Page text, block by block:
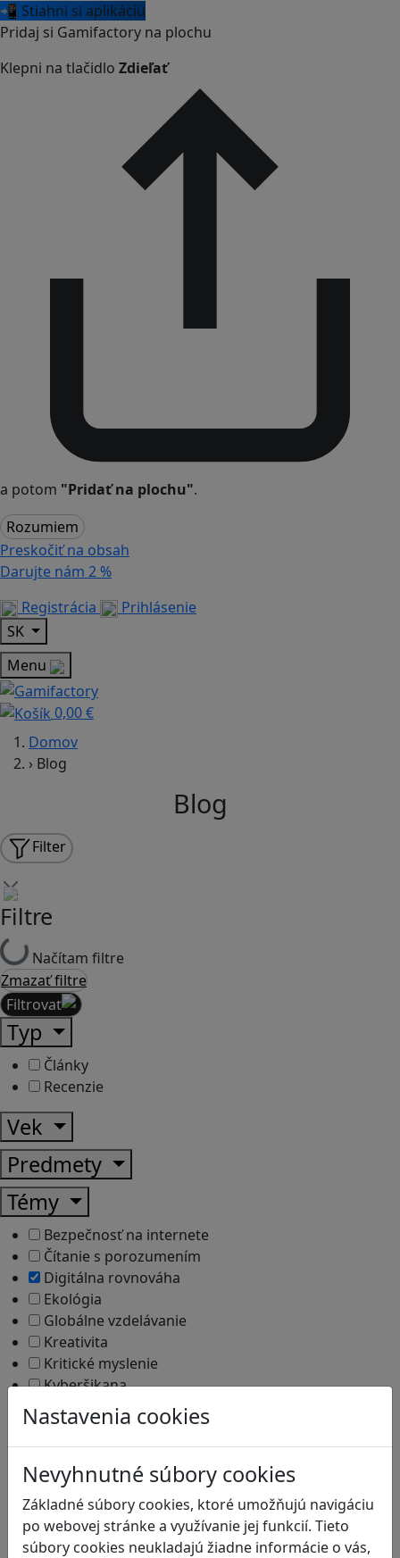
📲 Stiahni si aplikáciu
Pridaj si Gamifactory na plochu
Klepni na tlačidlo Zdieľať
a potom "Pridať na plochu".
Rozumiem
Preskočiť na obsah
Darujte nám 2 %
Registrácia
Prihlásenie
SK
Menu
0,00 €
Nastavenia cookies
Nevyhnutné súbory cookies
Základné súbory cookies, ktoré umožňujú navigáciu
po webovej stránke a využívanie jej funkcií. Tieto
súbory cookies neukladajú žiadne informácie o vás,
Domov
› Blog
Blog
Filter
Filtre
Načítam filtre
Zmazať filtre
Filtrovať
Typ
Články
Recenzie
Vek
Predmety
Témy
Bezpečnosť na internete
Čítanie s porozumením
Digitálna rovnováha
Ekológia
Globálne vzdelávanie
Kreativita
Kritické myslenie
Kyberšikana
Logické myslenie
Ľudské práva a tolerancia
Motorika a koncentrácia
Programovanie/Technika
Sociálne zručnosti a kooperácia
Strategické myslenie
Zdravie a pohyb